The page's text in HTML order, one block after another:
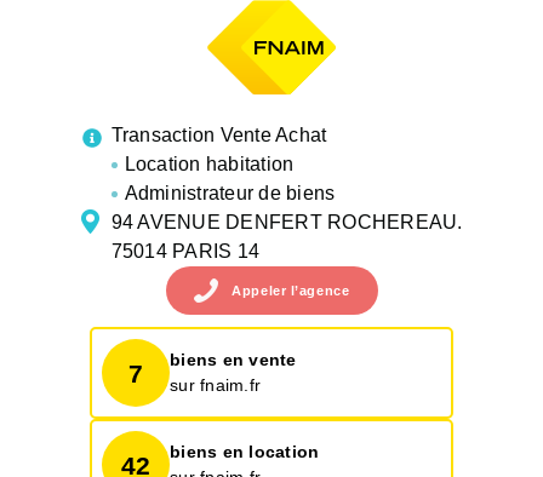
Transaction Vente Achat
Location habitation
Administrateur de biens
94 AVENUE DENFERT ROCHEREAU.
75014 PARIS 14
Appeler l’agence
7
biens en vente
sur fnaim.fr
42
biens en location